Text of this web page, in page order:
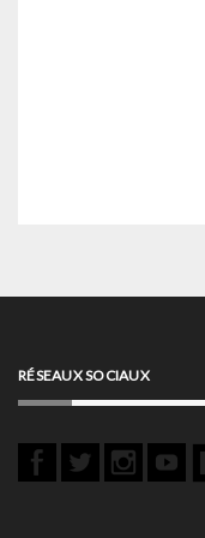
RÉSEAUX SOCIAUX